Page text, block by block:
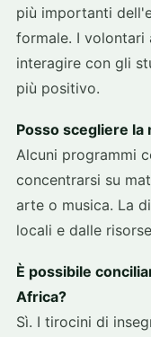
più importanti
formale. I volontari
interagire con gli
più positivo.
Posso scegliere la
Alcuni programmi
concentrarsi su
arte o musica. La
locali e dalle
È possibile
Africa?
Sì. I tirocini di